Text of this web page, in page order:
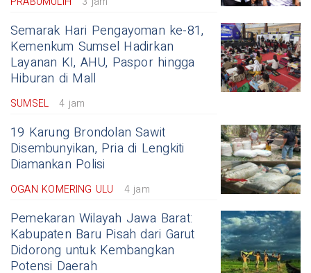
Semarak Hari Pengayoman ke-81,
Kemenkum Sumsel Hadirkan
Layanan KI, AHU, Paspor hingga
Hiburan di Mall
SUMSEL 4 jam
19 Karung Brondolan Sawit
Disembunyikan, Pria di Lengkiti
Diamankan Polisi
OGAN KOMERING ULU 4 jam
Pemekaran Wilayah Jawa Barat:
Kabupaten Baru Pisah dari Garut
Didorong untuk Kembangkan
Potensi Daerah